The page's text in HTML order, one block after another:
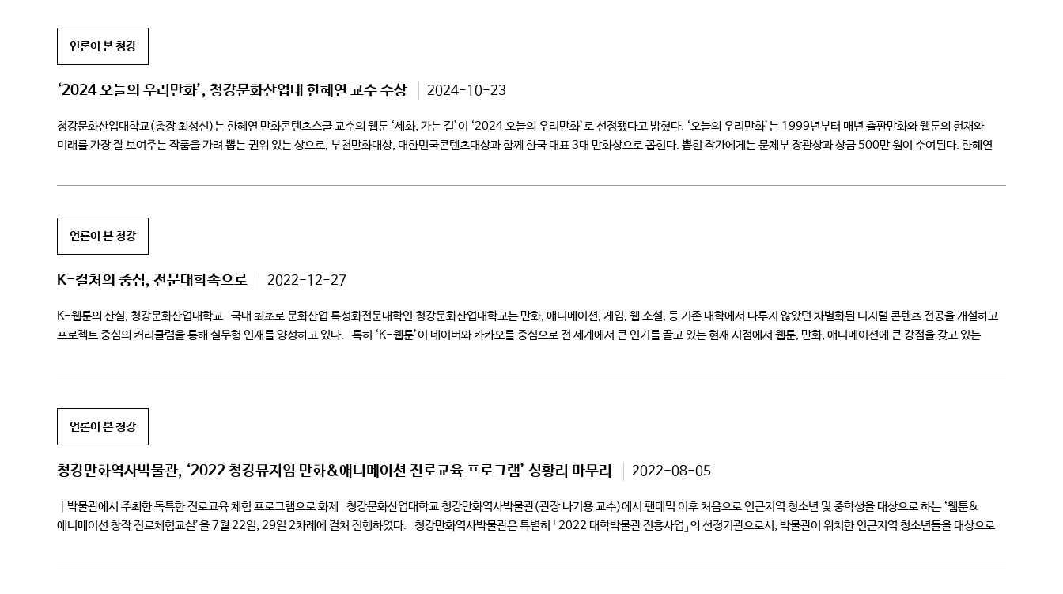
언론이 본 청강
‘2024 오늘의 우리만화’, 청강문화산업대 한혜연 교수 수상 2024-10-23
청강문화산업대학교(총장 최성신)는 한혜연 만화콘텐츠스쿨 교수의 웹툰 ‘세화, 가는 길’이 ‘2024 오늘의 우리만화’로 선정됐다고 밝혔다. ‘오늘의 우리만화’는 1999년부터 매년 출판만화와 웹툰의 현재와
미래를 가장 잘 보여주는 작품을 가려 뽑는 권위 있는 상으로, 부천만화대상, 대한민국콘텐츠대상과 함께 한국 대표 3대 만화상으로 꼽힌다. 뽑힌 작가에게는 문체부 장관상과 상금 500만 원이 수여된다. 한혜연
언론이 본 청강
K-컬처의 중심, 전문대학속으로 2022-12-27
K-웹툰의 산실, 청강문화산업대학교 국내 최초로 문화산업 특성화전문대학인 청강문화산업대학교는 만화, 애니메이션, 게임, 웹 소설, 등 기존 대학에서 다루지 않았던 차별화된 디지털 콘텐츠 전공을 개설하고
프로젝트 중심의 커리큘럼을 통해 실무형 인재를 양성하고 있다. 특히 ‘K-웹툰’이 네이버와 카카오를 중심으로 전 세계에서 큰 인기를 끌고 있는 현재 시점에서 웹툰, 만화, 애니메이션에 큰 강점을 갖고 있는
언론이 본 청강
청강만화역사박물관, ‘2022 청강뮤지엄 만화&애니메이션 진로교육 프로그램’ 성황리 마무리 2022-08-05
ㅣ박물관에서 주최한 독특한 진로교육 체험 프로그램으로 화제 청강문화산업대학교 청강만화역사박물관(관장 나기용 교수)에서 팬데믹 이후 처음으로 인근지역 청소년 및 중학생을 대상으로 하는 ‘웹툰&
애니메이션 창작 진로체험교실’을 7월 22일, 29일 2차례에 걸쳐 진행하였다. 청강만화역사박물관은 특별히 「2022 대학박물관 진흥사업」의 선정기관으로서, 박물관이 위치한 인근지역 청소년들을 대상으로